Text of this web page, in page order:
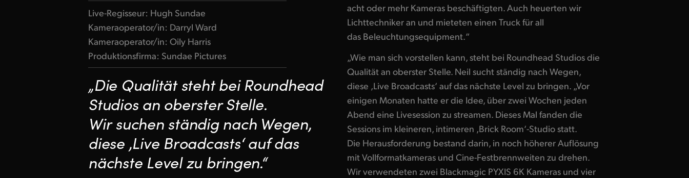
Live-Regisseur: Hugh Sundae
Kameraoperator/in: Darryl Ward
Kameraoperator/in: Oily Harris
Produktionsfirma: Sundae Pictures
„Die Qualität steht bei Roundhead
Studios an oberster Stelle.
Wir suchen ständig nach Wegen,
diese ,Live Broadcasts‘ auf das
nächste Level zu bringen.“
acht oder mehr Kameras beschäftigten. Auch heuerten wir
Lichttechniker an und mieteten einen Truck für all
das Beleuchtungsequipment.“
„Wie man sich vorstellen kann, steht bei Roundhead Studios die
Qualität an oberster Stelle. Neil sucht ständig nach Wegen,
diese ,Live Broadcasts‘ auf das nächste Level zu bringen. „Vor
einigen Monaten hatte er die Idee, über zwei Wochen jeden
Abend eine Livesession zu streamen. Dieses Mal fanden die
Sessions im kleineren, intimeren ,Brick Room‘-Studio statt.
Die Herausforderung bestand darin, in noch höherer Auflösung
mit Vollformatkameras und Cine-Festbrennweiten zu drehen.
Wir verwendeten zwei Blackmagic PYXIS 6K Kameras und vier